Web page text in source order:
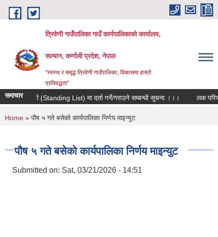
Skip to main content
त्रिवेणी गाउँपालिका गाउँ कार्यपालिकाकाे कार्यालय,
सल्यान, कर्णाली प्रदेश, नेपाल
"स्वस्थ र समृद्ध त्रिवेणी गाउँपालिका, विकासमा हाम्राे
प्रतिवद्धता"
समाचार
मौजुदा सूची (Standing List) मा दर्ता गर्ने/गराउने सम्बन्धी सूचना ।।। लक
You are here
Home » पाैष ५ गते बसेको कार्यपालिका निर्णय माइन्युट
पाैष ५ गते बसेको कार्यपालिका निर्णय माइन्युट
Submitted on: Sat, 03/21/2026 - 14:51